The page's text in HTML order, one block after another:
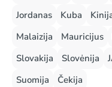
Jordanas
Kuba
Malaizija
Mauricijus
Slovakija
Slovėnija
Suomija
Čekija